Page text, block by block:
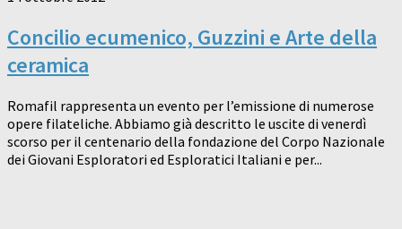
Concilio ecumenico, Guzzini e Arte della
ceramica
Romafil rappresenta un evento per l’emissione di numerose
opere filateliche. Abbiamo già descritto le uscite di venerdì
scorso per il centenario della fondazione del Corpo Nazionale
dei Giovani Esploratori ed Esploratici Italiani e per...